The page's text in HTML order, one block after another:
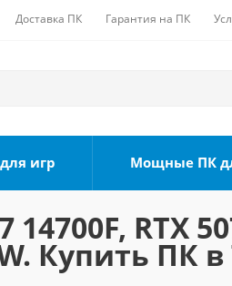
Доставка ПК Гарантия на ПК
игр Мощные ПК
RTX
Купить ПК